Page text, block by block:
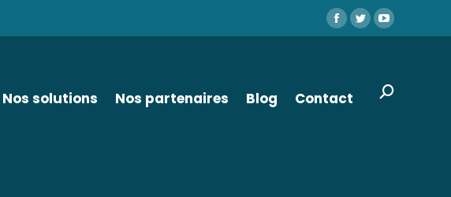
Facebook
TwitterYouTube
Nos solutions Nos partenaires Blog Contact Search: